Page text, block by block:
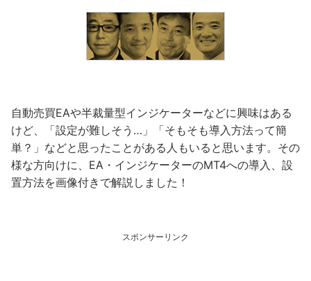
自動売買EAや半裁量型インジケーターなどに興味はある
けど、「設定が難しそう…」「そもそも導入方法って簡
単？」などと思ったことがある人もいると思います。その
様な方向けに、EA・インジケーターのMT4への導入、設
置方法を画像付きで解説しました！
スポンサーリンク